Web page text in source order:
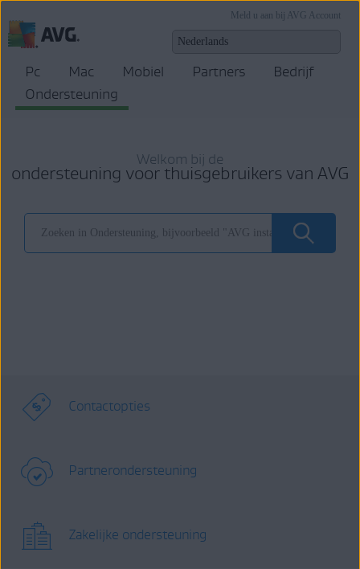
Meld u aan bij AVG Account
Pc Mac Mobiel Partners
Bedrijf
Ondersteuning
Welkom bij de
ondersteuning voor thuisgebruikers van AVG
Contactopties
Partnerondersteuning
Zakelijke ondersteuning